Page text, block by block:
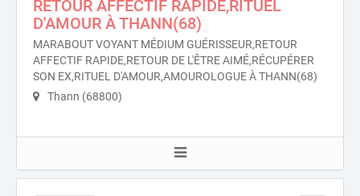
RETOUR AFFECTIF RAPIDE,RITUEL
D'AMOUR À THANN(68)
MARABOUT VOYANT MÉDIUM GUÉRISSEUR,RETOUR
AFFECTIF RAPIDE,RETOUR DE L'ÊTRE AIMÉ,RÉCUPÉRER
SON EX,RITUEL D'AMOUR,AMOUROLOGUE À THANN(68)
Thann (68800)